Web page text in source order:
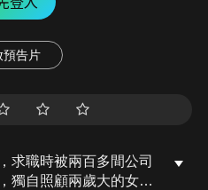
預告片
求職時被兩百多間公司
獨自照顧兩歲大的女